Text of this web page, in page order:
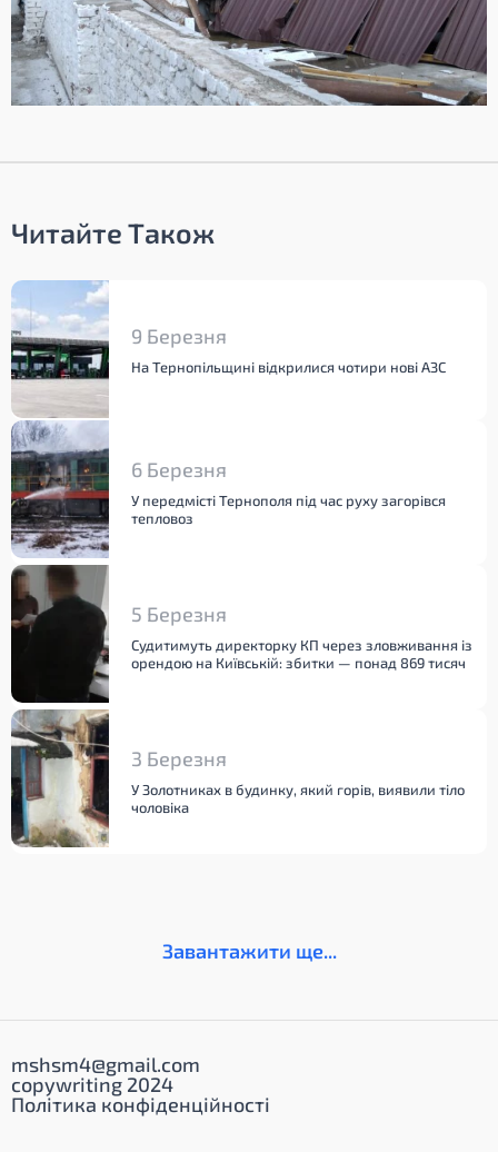
Читайте Також
9 Березня
На Тернопільщині відкрилися чотири нові АЗС
6 Березня
У передмісті Тернополя під час руху загорівся
тепловоз
5 Березня
Судитимуть директорку КП через зловживання із
орендою на Київській: збитки — понад 869 тисяч
3 Березня
У Золотниках в будинку, який горів, виявили тіло
чоловіка
Завантажити ще...
mshsm4@gmail.com
copywriting 2024
Політика конфіденційності